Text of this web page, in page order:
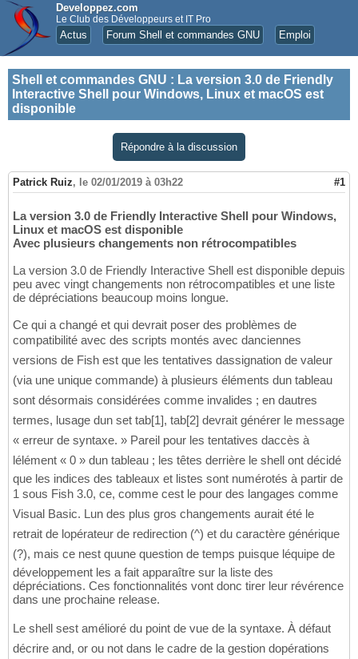
Developpez.com
Le Club des Développeurs et IT Pro
Actus Forum Shell et commandes GNU Emploi
Shell et commandes GNU : La version 3.0 de Friendly
Interactive Shell pour Windows, Linux et macOS est
disponible
Répondre à la discussion
Patrick Ruiz, le 02/01/2019 à 03h22 #1
La version 3.0 de Friendly Interactive Shell pour Windows,
Linux et macOS est disponible
Avec plusieurs changements non rétrocompatibles
La version 3.0 de Friendly Interactive Shell est disponible depuis
peu avec vingt changements non rétrocompatibles et une liste
de dépréciations beaucoup moins longue.
Ce qui a changé et qui devrait poser des problèmes de
compatibilité avec des scripts montés avec danciennes
versions de Fish est que les tentatives dassignation de valeur
(via une unique commande) à plusieurs éléments dun tableau
sont désormais considérées comme invalides ; en dautres
termes, lusage dun set tab[1], tab[2] devrait générer le message
« erreur de syntaxe. » Pareil pour les tentatives daccès à
lélément « 0 » dun tableau ; les têtes derrière le shell ont décidé
que les indices des tableaux et listes sont numérotés à partir de
1 sous Fish 3.0, ce, comme cest le pour des langages comme
Visual Basic. Lun des plus gros changements aurait été le
retrait de lopérateur de redirection (^) et du caractère générique
(?), mais ce nest quune question de temps puisque léquipe de
développement les a fait apparaître sur la liste des
dépréciations. Ces fonctionnalités vont donc tirer leur révérence
dans une prochaine release.
Le shell sest amélioré du point de vue de la syntaxe. À défaut
décrire and, or ou not dans le cadre de la gestion dopérations